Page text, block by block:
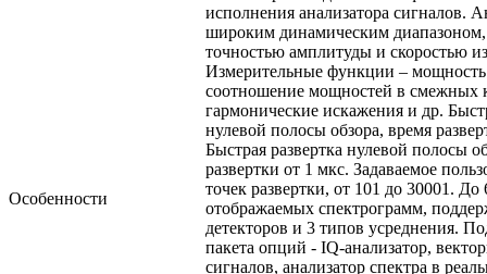
Особенности
исполнения анализатора сигналов.
широким динамическим
точностью амплитуды и скоростью
Измерительные функции – мощность
соотношение мощностей в смежных
гармонические искажения и др.
нулевой полосы обзора, время
Быстрая развертка нулевой полосы
развертки от 1 мкс. Задаваемое
точек развертки, от 101 до 30001.
отображаемых спектрограмм,
детекторов и 3 типов усреднения.
пакета опций - IQ-анализатор,
сигналов, анализатор спектра в